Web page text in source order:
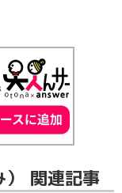
） 関連記事